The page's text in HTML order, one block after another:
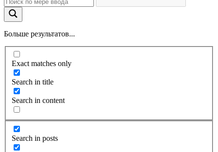
Больше результатов...
Exact matches only
Search in title
Search in content
Search in posts